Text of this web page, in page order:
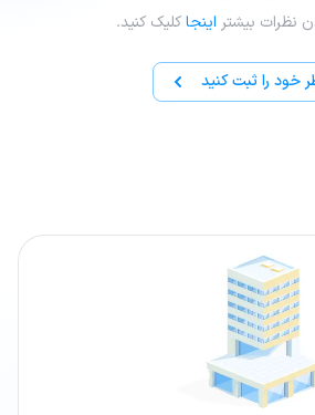
نظرات بیشتر اینجاکلیک کنید.
خود را ثبت کنید